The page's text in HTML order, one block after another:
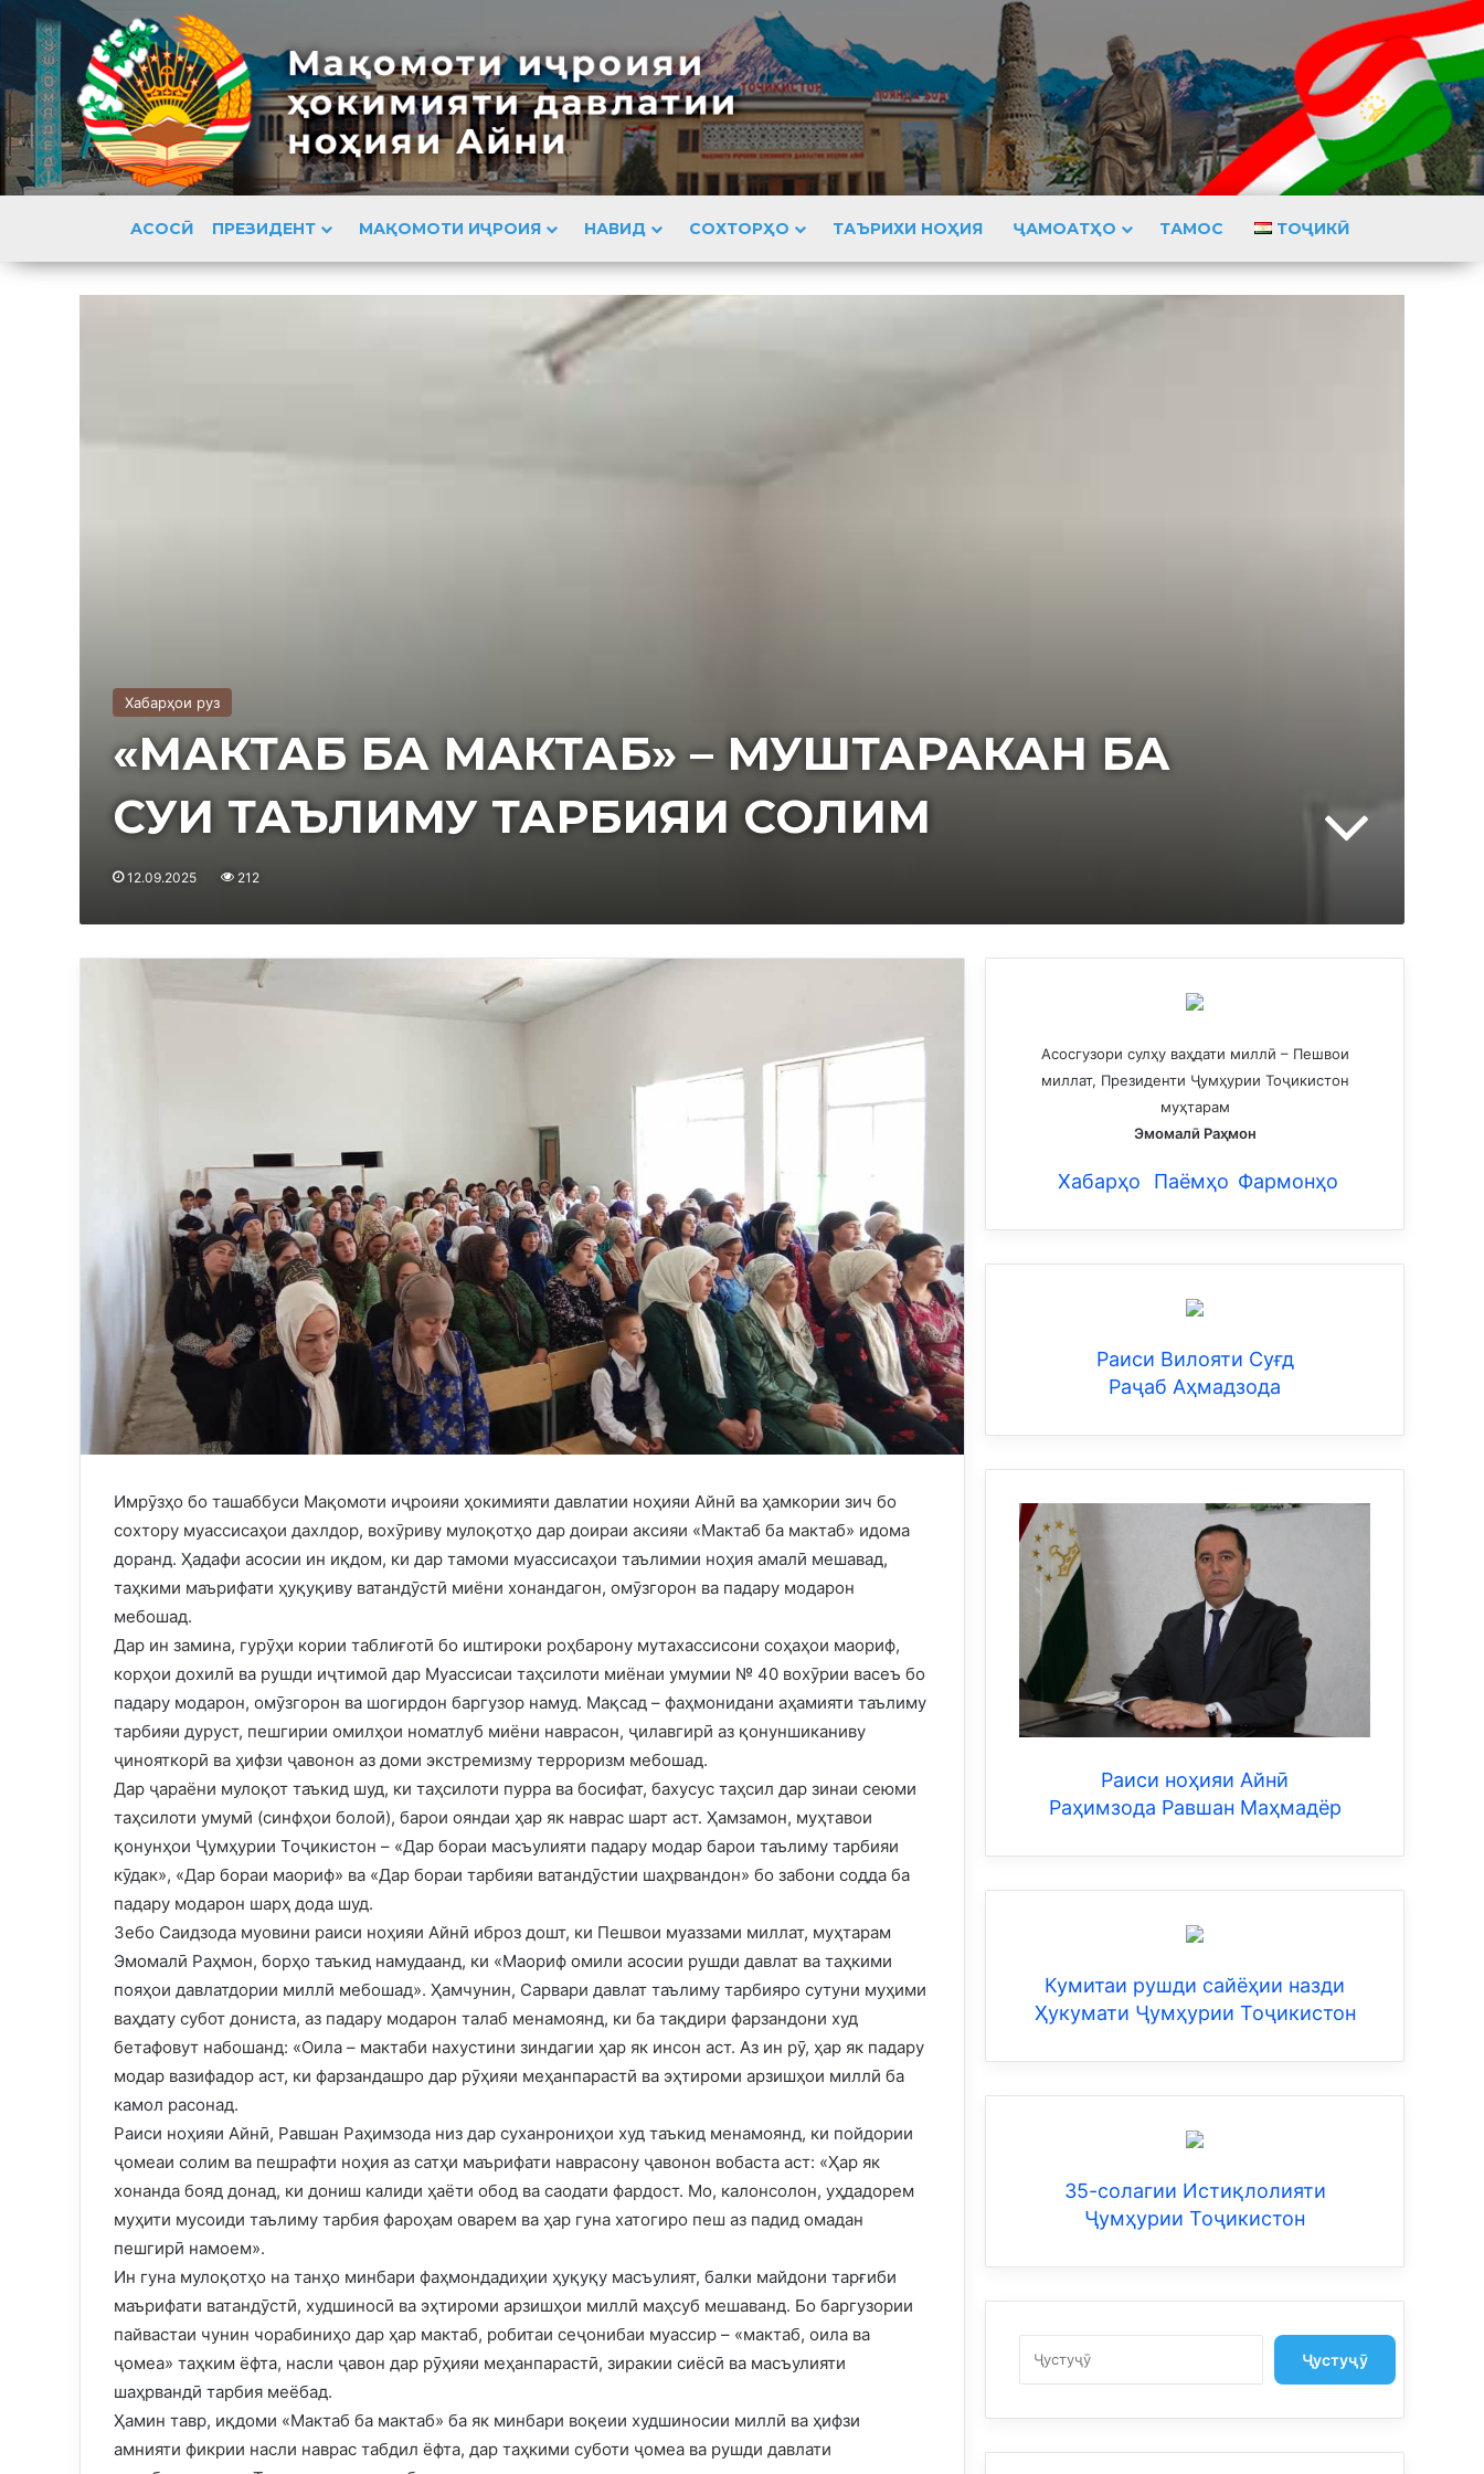
АСОСӢ ПРЕЗИДЕНТ МАҚОМОТИ ИҶРОИЯ НАВИД СОХТОРҲО ТАЪРИХИ НОҲИЯ ҶАМОАТҲО ТАМОС ТОҶИКӢ
Хабарҳои руз
«МАКТАБ БА МАКТАБ» – МУШТАРАКАН БА
СУИ ТАЪЛИМУ ТАРБИЯИ СОЛИМ
12.09.2025 212
Имрӯзҳо бо ташаббуси Мақомоти иҷроияи ҳокимияти давлатии ноҳияи Айнӣ ва ҳамкории зич бо
сохтору муассисаҳои дахлдор, вохӯриву мулоқотҳо дар доираи аксияи «Мактаб ба мактаб» идома
доранд. Ҳадафи асосии ин иқдом, ки дар тамоми муассисаҳои таълимии ноҳия амалӣ мешавад,
таҳкими маърифати ҳуқуқиву ватандӯстӣ миёни хонандагон, омӯзгорон ва падару модарон
мебошад.
Дар ин замина, гурӯҳи кории таблиғотӣ бо иштироки роҳбарону мутахассисони соҳаҳои маориф,
корҳои дохилӣ ва рушди иҷтимоӣ дар Муассисаи таҳсилоти миёнаи умумии № 40 вохӯрии васеъ бо
падару модарон, омӯзгорон ва шогирдон баргузор намуд. Мақсад – фаҳмонидани аҳамияти таълиму
тарбияи дуруст, пешгирии омилҳои номатлуб миёни наврасон, ҷилавгирӣ аз қонуншиканиву
ҷинояткорӣ ва ҳифзи ҷавонон аз доми экстремизму терроризм мебошад.
Дар ҷараёни мулоқот таъкид шуд, ки таҳсилоти пурра ва босифат, бахусус таҳсил дар зинаи сеюми
таҳсилоти умумӣ (синфҳои болоӣ), барои ояндаи ҳар як наврас шарт аст. Ҳамзамон, муҳтавои
қонунҳои Ҷумҳурии Тоҷикистон – «Дар бораи масъулияти падару модар барои таълиму тарбияи
кӯдак», «Дар бораи маориф» ва «Дар бораи тарбияи ватандӯстии шаҳрвандон» бо забони содда ба
падару модарон шарҳ дода шуд.
Зебо Саидзода муовини раиси ноҳияи Айнӣ иброз дошт, ки Пешвои муаззами миллат, муҳтарам
Эмомалӣ Раҳмон, борҳо таъкид намудаанд, ки «Маориф омили асосии рушди давлат ва таҳкими
пояҳои давлатдории миллӣ мебошад». Ҳамчунин, Сарвари давлат таълиму тарбияро сутуни муҳими
ваҳдату субот дониста, аз падару модарон талаб менамоянд, ки ба тақдири фарзандони худ
бетафовут набошанд: «Оила – мактаби нахустини зиндагии ҳар як инсон аст. Аз ин рӯ, ҳар як падару
модар вазифадор аст, ки фарзандашро дар рӯҳияи меҳанпарастӣ ва эҳтироми арзишҳои миллӣ ба
камол расонад.
Раиси ноҳияи Айнӣ, Равшан Раҳимзода низ дар суханрониҳои худ таъкид менамоянд, ки пойдории
ҷомеаи солим ва пешрафти ноҳия аз сатҳи маърифати наврасону ҷавонон вобаста аст: «Ҳар як
хонанда бояд донад, ки дониш калиди ҳаёти обод ва саодати фардост. Мо, калонсолон, уҳдадорем
муҳити мусоиди таълиму тарбия фароҳам оварем ва ҳар гуна хатогиро пеш аз падид омадан
пешгирӣ намоем».
Ин гуна мулоқотҳо на танҳо минбари фаҳмондадиҳии ҳуқуқу масъулият, балки майдони тарғиби
маърифати ватандӯстӣ, худшиносӣ ва эҳтироми арзишҳои миллӣ маҳсуб мешаванд. Бо баргузории
пайвастаи чунин чорабиниҳо дар ҳар мактаб, робитаи сеҷонибаи муассир – «мактаб, оила ва
ҷомеа» таҳким ёфта, насли ҷавон дар рӯҳияи меҳанпарастӣ, зиракии сиёсӣ ва масъулияти
шаҳрвандӣ тарбия меёбад.
Ҳамин тавр, иқдоми «Мактаб ба мактаб» ба як минбари воқеии худшиносии миллӣ ва ҳифзи
амнияти фикрии насли наврас табдил ёфта, дар таҳкими суботи ҷомеа ва рушди давлати
Асосгузори сулҳу ваҳдати миллӣ – Пешвои
миллат, Президенти Ҷумҳурии Тоҷикистон
муҳтарам
Эмомалӣ Раҳмон
Хабарҳо Паёмҳо Фармонҳо
Раиси Вилояти Суғд
Раҷаб Аҳмадзода
Раиси ноҳияи Айнӣ
Раҳимзода Равшан Маҳмадёр
Кумитаи рушди сайёҳии назди
Ҳукумати Ҷумҳурии Тоҷикистон
35-солагии Истиқлолияти
Ҷумҳурии Тоҷикистон
Ҷустуҷӯ